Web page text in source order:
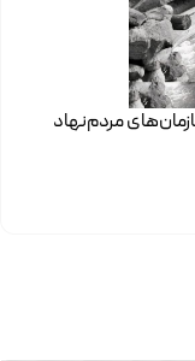
مردم‌نهاد